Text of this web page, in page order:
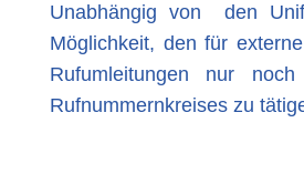
Unabhängig von den
Möglichkeit, den für
Rufumleitungen nur
Rufnummernkreises zu